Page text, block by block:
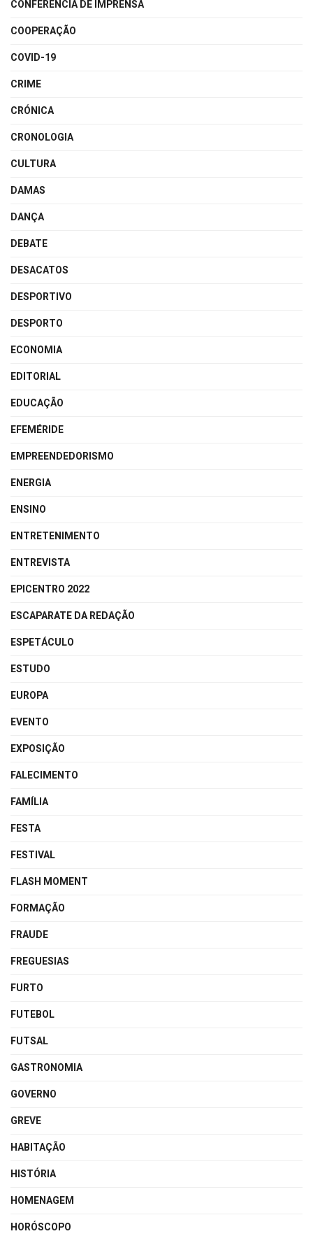
CONFERÊNCIA DE IMPRENSA
COOPERAÇÃO
COVID-19
CRIME
CRÓNICA
CRONOLOGIA
CULTURA
DAMAS
DANÇA
DEBATE
DESACATOS
DESPORTIVO
DESPORTO
ECONOMIA
EDITORIAL
EDUCAÇÃO
EFEMÉRIDE
EMPREENDEDORISMO
ENERGIA
ENSINO
ENTRETENIMENTO
ENTREVISTA
EPICENTRO 2022
ESCAPARATE DA REDAÇÃO
ESPETÁCULO
ESTUDO
EUROPA
EVENTO
EXPOSIÇÃO
FALECIMENTO
FAMÍLIA
FESTA
FESTIVAL
FLASH MOMENT
FORMAÇÃO
FRAUDE
FREGUESIAS
FURTO
FUTEBOL
FUTSAL
GASTRONOMIA
GOVERNO
GREVE
HABITAÇÃO
HISTÓRIA
HOMENAGEM
HORÓSCOPO